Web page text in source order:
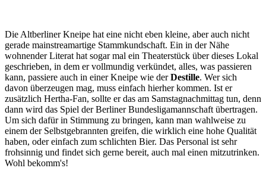
Die Altberliner Kneipe hat eine nicht eben kleine, aber auch nicht
gerade mainstreamartige Stammkundschaft. Ein in der Nähe
wohnender Literat hat sogar mal ein Theaterstück über dieses Lokal
geschrieben, in dem er vollmundig verkündet, alles, was passieren
kann, passiere auch in einer Kneipe wie derDestille. Wer sich
davon überzeugen mag, muss einfach hierher kommen. Ist er
zusätzlich Hertha-Fan, sollte er das am Samstagnachmittag tun, denn
dann wird das Spiel der Berliner Bundesligamannschaft übertragen.
Um sich dafür in Stimmung zu bringen, kann man wahlweise zu
einem der Selbstgebrannten greifen, die wirklich eine hohe Qualität
haben, oder einfach zum schlichten Bier. Das Personal ist sehr
frohsinnig und findet sich gerne bereit, auch mal einen mitzutrinken.
Wohl bekomm's!